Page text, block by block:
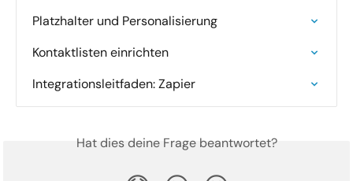
Platzhalter und Personalisierung
Kontaktlisten einrichten
Integrationsleitfaden: Zapier
Hat dies deine Frage beantwortet?